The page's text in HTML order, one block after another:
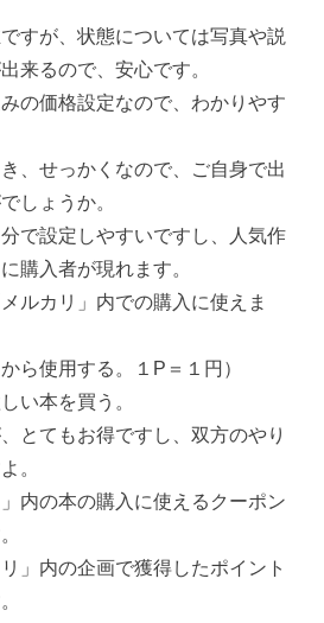
すが、状態については写真や説
来るので、安心です。
の価格設定なので、わかりやす
、せっかくなので、ご自身で出
しょうか。
で設定しやすいですし、人気作
購入者が現れます。
ルカリ」内での購入に使えま
ら使用する。１P＝１円）
い本を買う。
とてもお得ですし、双方のやり
。
内の本の購入に使えるクーポン
」内の企画で獲得したポイント